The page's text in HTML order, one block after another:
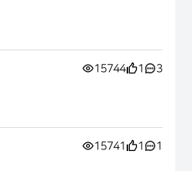
15744 1 3
15741 1 1